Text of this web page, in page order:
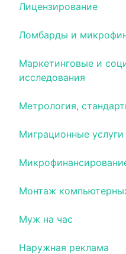
Лицензирование
Ломбарды и
Маркетинговые и
исследования
Метрология,
Миграционные услуги
Монтаж
Муж на час
Наружная реклама